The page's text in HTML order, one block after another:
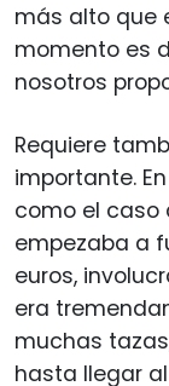
más alto que
momento es
nosotros
Requiere
importante.
como el caso
empezaba a
euros,
era
muchas
hasta llegar